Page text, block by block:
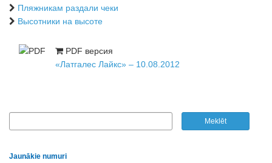
Пляжникам раздали чеки
Высотники на высоте
PDF версия
«Латгалес Лайкс» – 10.08.2012
Jaunākie numuri